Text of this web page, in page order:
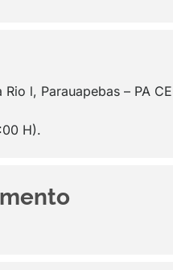
l, Parauapebas – PA
H).